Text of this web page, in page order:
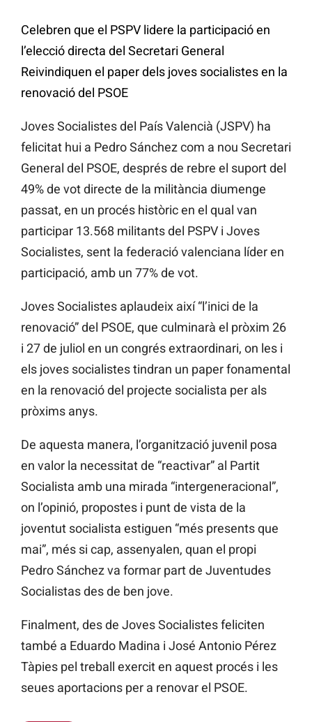
Celebren que el PSPV lidere la participació en
l’elecció directa del Secretari General
Reivindiquen el paper dels joves socialistes en la
renovació del PSOE
Joves Socialistes del País Valencià (JSPV) ha
felicitat hui a Pedro Sánchez com a nou Secretari
General del PSOE, després de rebre el suport del
49% de vot directe de la militància diumenge
passat, en un procés històric en el qual van
participar 13.568 militants del PSPV i Joves
Socialistes, sent la federació valenciana líder en
participació, amb un 77% de vot.
Joves Socialistes aplaudeix així “l’inici de la
renovació” del PSOE, que culminarà el pròxim 26
i 27 de juliol en un congrés extraordinari, on les i
els joves socialistes tindran un paper fonamental
en la renovació del projecte socialista per als
pròxims anys.
De aquesta manera, l’organització juvenil posa
en valor la necessitat de “reactivar” al Partit
Socialista amb una mirada “intergeneracional”,
on l’opinió, propostes i punt de vista de la
joventut socialista estiguen “més presents que
mai”, més si cap, assenyalen, quan el propi
Pedro Sánchez va formar part de Juventudes
Socialistas des de ben jove.
Finalment, des de Joves Socialistes feliciten
també a Eduardo Madina i José Antonio Pérez
Tàpies pel treball exercit en aquest procés i les
seues aportacions per a renovar el PSOE.